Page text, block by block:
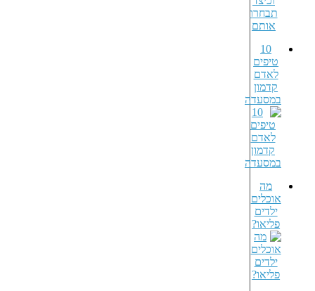
10
טיפים
לאדם
קדמון
במסעדה
מה
אוכלים
ילדים
פליאו?